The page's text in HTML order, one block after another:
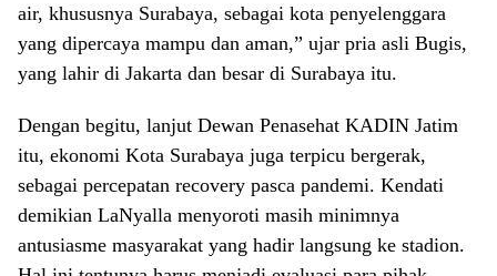
air, khususnya Surabaya, sebagai kota penyelenggara
yang dipercaya mampu dan aman,” ujar pria asli Bugis,
yang lahir di Jakarta dan besar di Surabaya itu.
Dengan begitu, lanjut Dewan Penasehat KADIN Jatim
itu, ekonomi Kota Surabaya juga terpicu bergerak,
sebagai percepatan recovery pasca pandemi. Kendati
demikian LaNyalla menyoroti masih minimnya
antusiasme masyarakat yang hadir langsung ke stadion.